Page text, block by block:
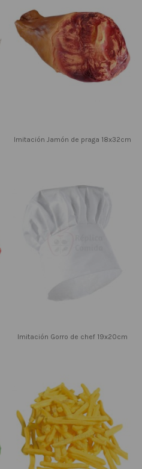
Imitación Jamón de praga 18x32cm
Imitación Gorro de chef 19x20cm